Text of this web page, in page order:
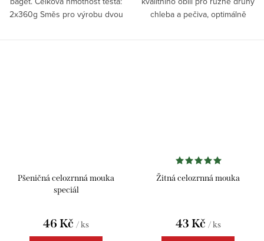
2x360g Směs pro výrobu dvou
chleba a pečiva, optimálně
Pšeničná celozrnná mouka
speciál
46 Kč / ks
Žitná celozrnná mouka
43 Kč / ks